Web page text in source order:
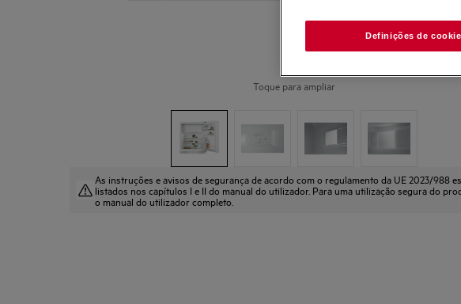
Toque para ampliar
As instruções e avisos de segurança de acordo com o regulamento da UE 2023/988
listados nos capítulos I e II do manual do utilizador. Para uma utilização segura do
o manual do utilizador completo.
Definições de